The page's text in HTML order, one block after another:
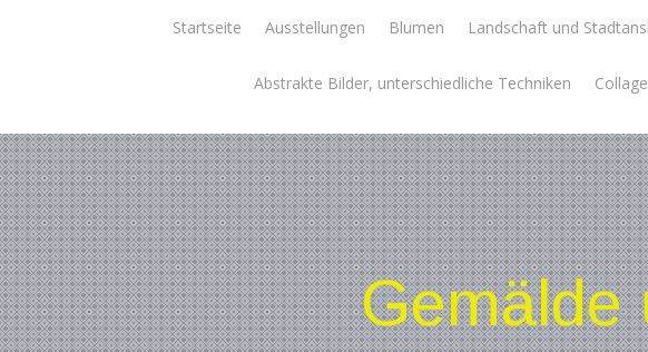
Startseite Ausstellungen Blumen Landschaft und
Abstrakte Bilder, unterschiedliche Techniken
Gemälde